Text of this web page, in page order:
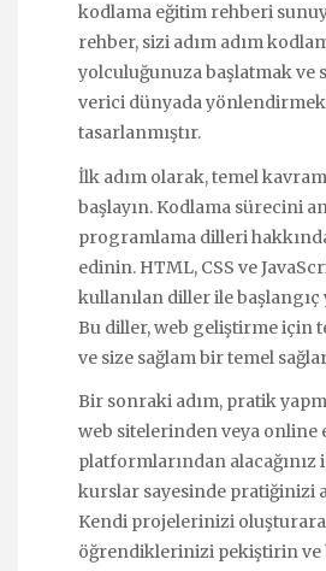
kodlama eğitim rehberi
rehber, sizi adım adım
yolculuğunuza başlatmak ve
verici dünyada
tasarlanmıştır.
İlk adım olarak, temel
başlayın. Kodlama sürecini
programlama dilleri
edinin. HTML, CSS ve
kullanılan diller ile
Bu diller, web geliştirme için
ve size sağlam bir temel
Bir sonraki adım, pratik
web sitelerinden veya online
platformlarından
kurslar sayesinde pratiğinizi
Kendi projelerinizi
öğrendiklerinizi pekiştirin ve